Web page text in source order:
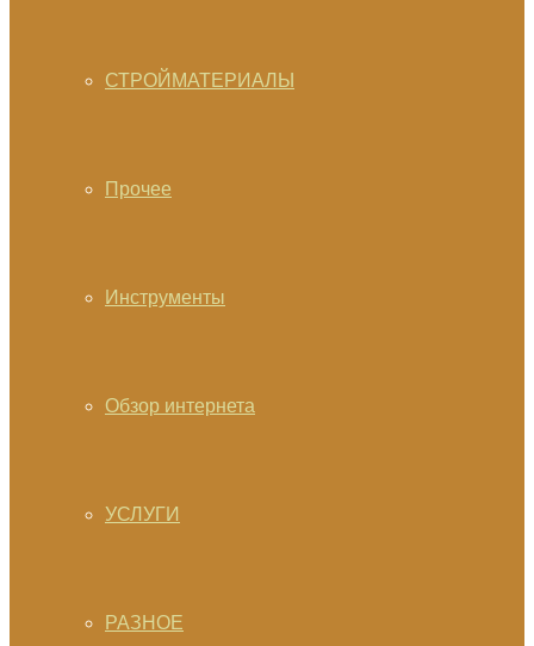
СТРОЙМАТЕРИАЛЫ
Прочее
Инструменты
Обзор интернета
УСЛУГИ
РАЗНОЕ